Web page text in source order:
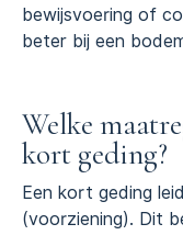
bewijsvoering of
beter bij een
Welke
kort geding?
Een kort geding
(voorziening). Dit